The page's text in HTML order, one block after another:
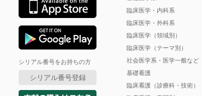
シリアル番号をお持ちの方
シリアル番号登録
臨床医学・内科系
臨床医学・外科系
臨床医学（領域別）
臨床医学（テーマ別）
社会医学系・医学一般など
基礎看護
臨床看護（診療科・技術）